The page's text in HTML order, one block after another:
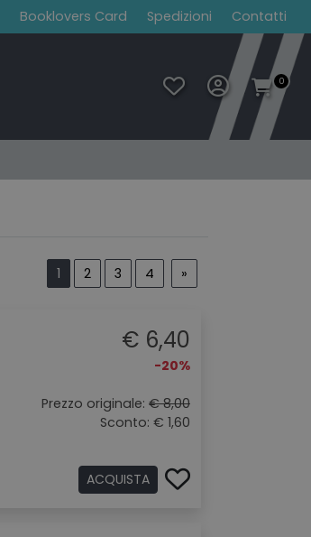
Booklovers Card Spedizioni Contatti
0
1 2 3 4 »
€ 6,40
-20%
Prezzo originale: € 8,00
Sconto: € 1,60
ACQUISTA